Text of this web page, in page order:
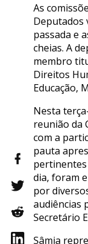
As
Deputados
passada e
cheias. A
membro
Direitos
Educação,
Nesta
reunião da
com a
pauta
dia, foram
por
audiências
Secretário
Sâmia